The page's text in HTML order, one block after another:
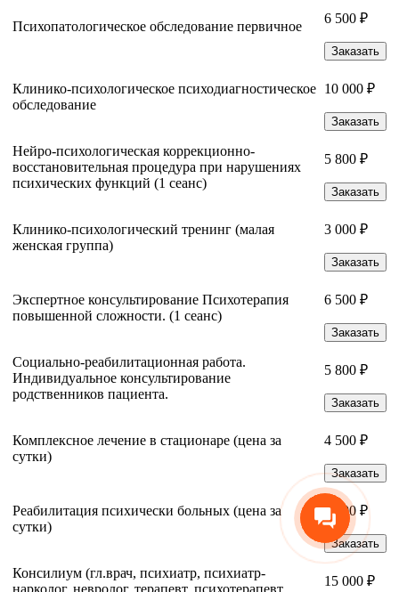
Психопатологическое обследование первичное
6 500 ₽
Заказать
Клинико-психологическое психодиагностическое
обследование
10 000 ₽
Заказать
Нейро-психологическая коррекционно-
восстановительная процедура при нарушениях
психических функций (1 сеанс)
5 800 ₽
Заказать
Клинико-психологический тренинг (малая
женская группа)
3 000 ₽
Заказать
Экспертное консультирование Психотерапия
повышенной сложности. (1 сеанс)
6 500 ₽
Заказать
Социально-реабилитационная работа.
Индивидуальное консультирование
родственников пациента.
5 800 ₽
Заказать
Комплексное лечение в стационаре (цена за
сутки)
4 500 ₽
Заказать
Реабилитация психически больных (цена за
сутки)
4 500 ₽
Заказать
Консилиум (гл.врач, психиатр, психиатр-
нарколог, невролог, терапевт, психотерапевт,
15 000 ₽